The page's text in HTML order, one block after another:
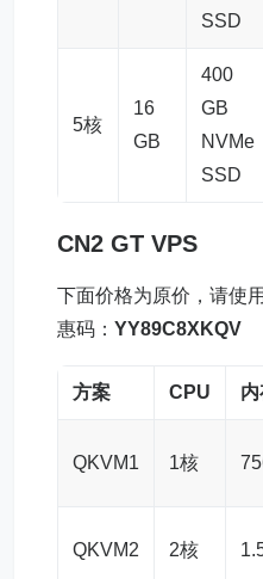
SSD
5核
16
GB
400
GB
NVMe
SSD
CN2 GT VPS
下面价格为原价，请使
惠码： YY89C8XKQV
方案 CPU
QKVM1 1核
QKVM2 2核